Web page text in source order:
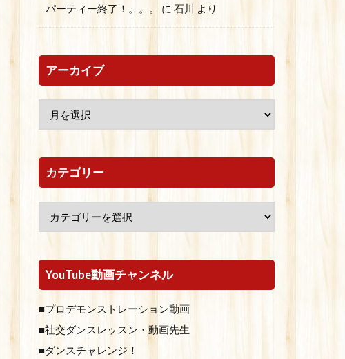
パーティー終了！。。。 に 石川 より
アーカイブ
カテゴリー
YouTube動画チャンネル
■プロデモンストレーション動画
■社交ダンスレッスン・動画先生
■ダンスチャレンジ！